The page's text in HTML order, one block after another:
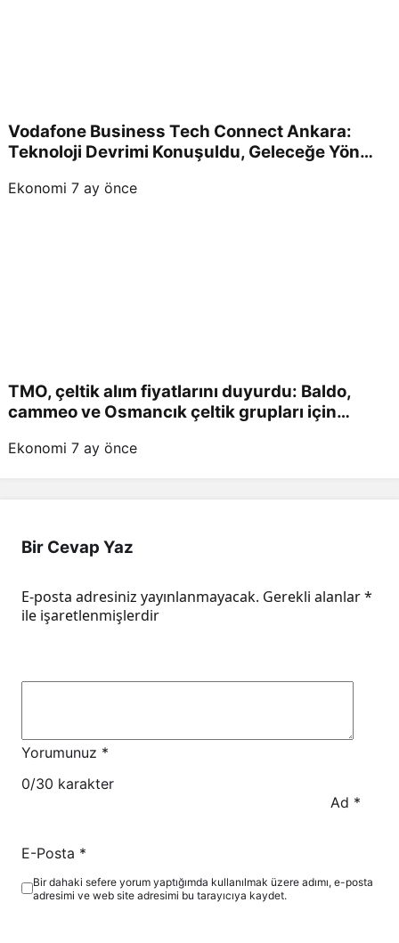
Vodafone Business Tech Connect Ankara:
Teknoloji Devrimi Konuşuldu, Geleceğe Yön
Ekonomi 7 ay önce
TMO, çeltik alım fiyatlarını duyurdu: Baldo,
cammeo ve Osmancık çeltik grupları için
Ekonomi 7 ay önce
Bir Cevap Yaz
E-posta adresiniz yayınlanmayacak. Gerekli alanlar*
ile işaretlenmişlerdir
Yorumunuz *
0/30 karakter
Ad *
E-Posta *
Bir dahaki sefere yorum yaptığımda kullanılmak üzere adımı, e-posta
adresimi ve web site adresimi bu tarayıcıya kaydet.